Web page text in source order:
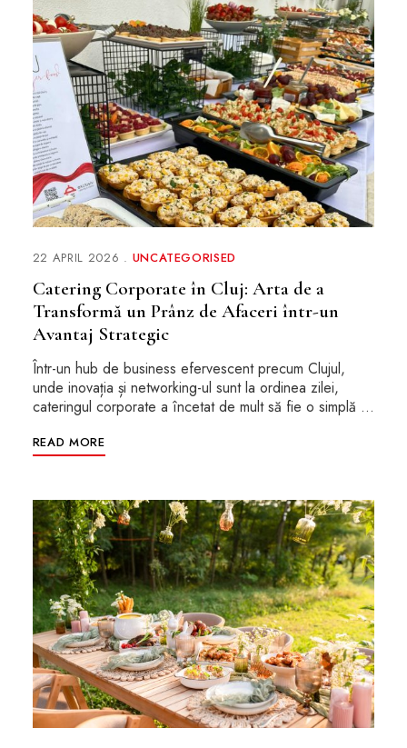
22 APRIL 2026 UNCATEGORISED
Catering Corporate în Cluj: Arta de a
Transformă un Prânz de Afaceri într-un
Avantaj Strategic
Într-un hub de business efervescent precum Clujul,
unde inovația și networking-ul sunt la ordinea zilei,
cateringul corporate a încetat de mult să fie o simplă …
READ MORE